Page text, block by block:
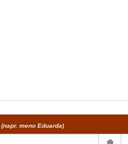
(napr. meno Eduarda)